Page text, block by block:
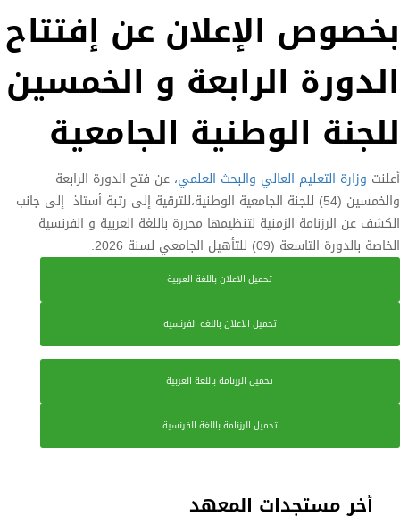
أخر مستجدات المعهد
بخصوص الإعلان عن إفتتاح
الدورة الرابعة و الخمسين
للجنة الوطنية الجامعية
أعلنت وزارة التعليم العالي والبحث العلمي، عن فتح الدورة الرابعة
والخمسين (54) للجنة الجامعية الوطنية،للترقية إلى رتبة أستاذ إلى جانب
الكشف عن الرزنامة الزمنية لتنظيمها محررة باللغة العربية و الفرنسية
الخاصة بالدورة التاسعة (09) للتأهيل الجامعي لسنة 2026.
تحميل الاعلان باللغة العربية
تحميل الاعلان باللغة الفرنسية
تحميل الرزنامة باللغة العربية
تحميل الرزنامة باللغة الفرنسية